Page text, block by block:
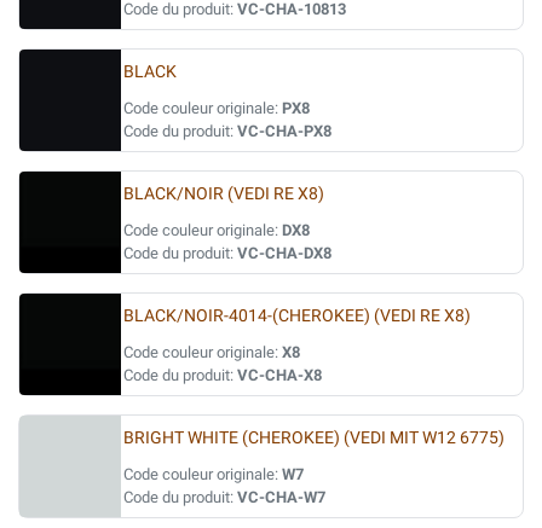
Code du produit: VC-CHA-10813
BLACK
Code couleur originale: PX8
Code du produit: VC-CHA-PX8
BLACK/NOIR (VEDI RE X8)
Code couleur originale: DX8
Code du produit: VC-CHA-DX8
BLACK/NOIR-4014-(CHEROKEE) (VEDI RE X8)
Code couleur originale: X8
Code du produit: VC-CHA-X8
BRIGHT WHITE (CHEROKEE) (VEDI MIT W12 6775)
Code couleur originale: W7
Code du produit: VC-CHA-W7